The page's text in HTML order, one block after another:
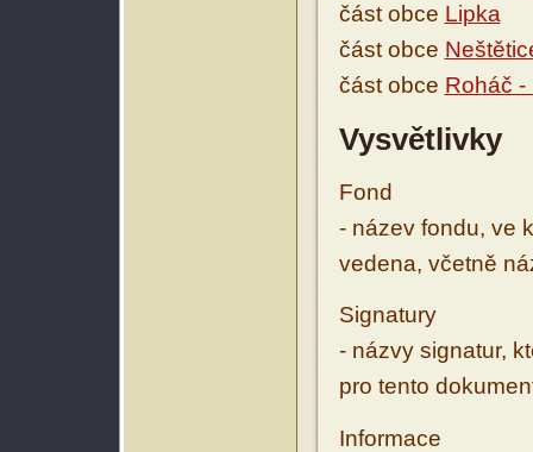
část obce Lipka
část obce
část obce Roháč -
Vysvětlivky
Fond
- název fondu, ve
vedena, včetně
Signatury
- názvy signatur,
pro tento
Informace